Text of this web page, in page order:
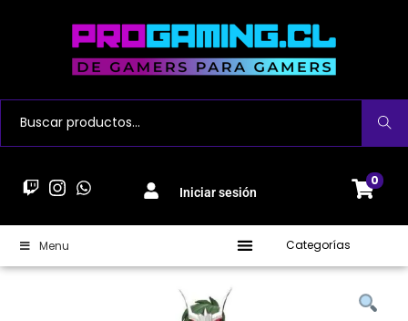
Buscar
Iniciar sesión
0
Menu Categorías